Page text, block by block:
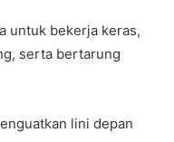
untuk bekerja keras,
serta bertarung
lini depan